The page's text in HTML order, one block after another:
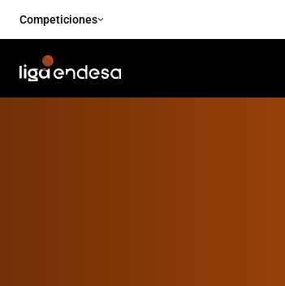
Competiciones